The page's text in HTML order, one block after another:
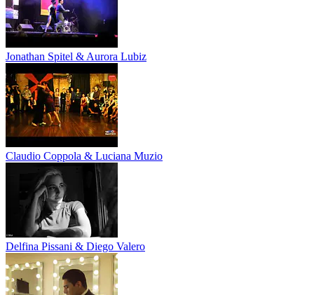
Jonathan Spitel & Aurora Lubiz
Claudio Coppola & Luciana Muzio
Delfina Pissani & Diego Valero